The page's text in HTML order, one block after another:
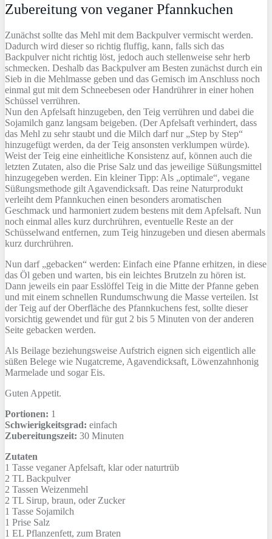
Zubereitung von veganer Pfannkuchen
Zunächst sollte das Mehl mit dem Backpulver vermischt werden.
Dadurch wird dieser so richtig fluffig, kann, falls sich das
Backpulver nicht richtig löst, jedoch auch stellenweise sehr herb
schmecken. Deshalb das Backpulver am Besten zunächst durch ein
Sieb in die Mehlmasse geben und das Gemisch im Anschluss noch
einmal gut mit dem Schneebesen oder Handrührer in einer hohen
Schüssel verrühren.
Nun den Apfelsaft hinzugeben, den Teig verrühren und dabei die
Sojamilch ganz langsam beigeben. (Der Apfelsaft verhindert, dass
das Mehl zu sehr staubt und die Milch darf nur „Step by Step“
hinzugefügt werden, da der Teig ansonsten verklumpen würde).
Weist der Teig eine einheitliche Konsistenz auf, können auch die
letzten Zutaten, also die Prise Salz und das jeweilige Süßungsmittel
hinzugegeben werden. Ein kleiner Tipp: Als „optimale“, vegane
Süßungsmethode gilt Agavendicksaft. Das reine Naturprodukt
verleiht dem Pfannkuchen einen besonders aromatischen
Geschmack und harmoniert zudem bestens mit dem Apfelsaft. Nun
noch einmal alles kurz durchrühren, eventuelle Reste an der
Schüsselwand entfernen, zum Teig hinzugeben und diesen abermals
kurz durchrühren.
Nun darf „gebacken“ werden: Einfach eine Pfanne erhitzen, in diese
das Öl geben und warten, bis ein leichtes Brutzeln zu hören ist.
Dann jeweils ein paar Esslöffel Teig in die Mitte der Pfanne geben
und mit einem schnellen Rundumschwung die Masse verteilen. Ist
der Teig auf der Oberfläche des Pfannkuchens fest, sollte dieser
vorsichtig gewendet und für gut 2 bis 5 Minuten von der anderen
Seite gebacken werden.
Als Beilage beziehungsweise Aufstrich eignen sich eigentlich alle
süßen Belege wie Nugatcreme, Agavendicksaft, Löwenzahnhonig
Marmelade und sogar Eis.
Guten Appetit.
Portionen: 1
Schwierigkeitsgrad: einfach
Zubereitungszeit: 30 Minuten
Zutaten
1 Tasse veganer Apfelsaft, klar oder naturtrüb
2 TL Backpulver
2 Tassen Weizenmehl
2 TL Sirup, braun, oder Zucker
1 Tasse Sojamilch
1 Prise Salz
1 EL Pflanzenfett, zum Braten